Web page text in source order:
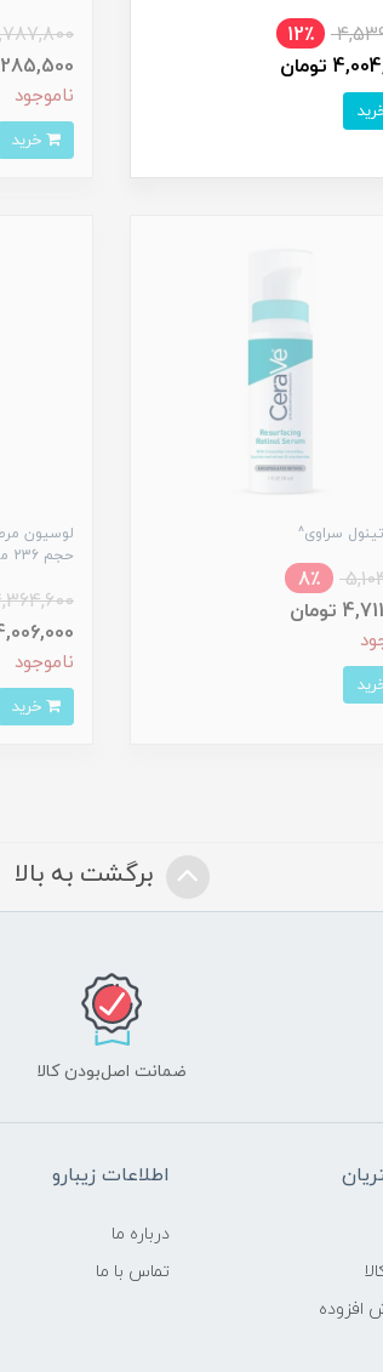
12٪
تومان
4,285,500
ناموجود
خرید
سراوی^
8٪
تومان
لوسیون
حجم 236 میلی لیتر^
4,006,000
ناموجود
خرید
برگشت به بالا
ضمانت اصل‌بودن کالا
افزوده
اطلاعات زیبارو
درباره ما
تماس با ما